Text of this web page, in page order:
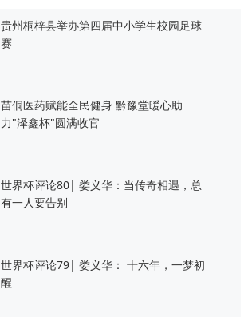
贵州桐梓县举办第四届中小学生校园足球
赛
苗侗医药赋能全民健身 黔豫堂暖心助
力"泽鑫杯"圆满收官
世界杯评论80| 娄义华：当传奇相遇，总
有一人要告别
世界杯评论79| 娄义华： 十六年，一梦初
醒